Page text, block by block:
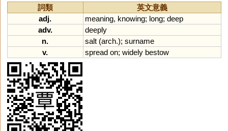
詞類
英文意義
adj.
meaning, knowing; long; deep
adv.
deeply
n.
salt(arch.); surname
v.
spread on; widely bestow